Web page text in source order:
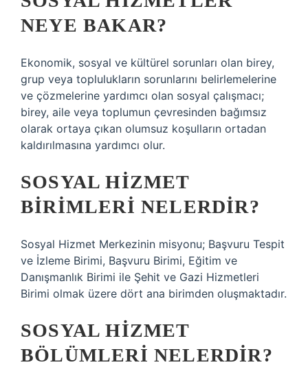
NEYE BAKAR?
Ekonomik, sosyal ve kültürel sorunları olan birey,
grup veya toplulukların sorunlarını belirlemelerine
ve çözmelerine yardımcı olan sosyal çalışmacı;
birey, aile veya toplumun çevresinden bağımsız
olarak ortaya çıkan olumsuz koşulların ortadan
kaldırılmasına yardımcı olur.
SOSYAL HIZMET
BIRIMLERI NELERDIR?
Sosyal Hizmet Merkezinin misyonu; Başvuru Tespit
ve İzleme Birimi, Başvuru Birimi, Eğitim ve
Danışmanlık Birimi ile Şehit ve Gazi Hizmetleri
Birimi olmak üzere dört ana birimden oluşmaktadır.
SOSYAL HIZMET
BÖLÜMLERI NELERDIR?